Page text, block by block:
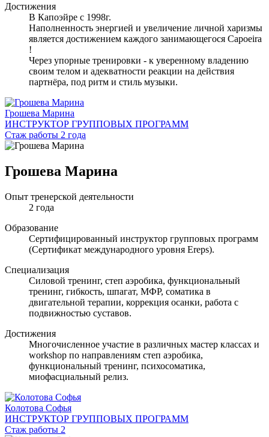
Достижения
В Капоэйре с 1998г.
Наполненность энергией и увеличение личной харизмы
является достижением каждого занимающегося Capoeira
!
Через упорные тренировки - к уверенному владению
своим телом и адекватности реакции на действия
партнёра, под ритм и стиль музыки.
Грошева Марина
ИНСТРУКТОР ГРУППОВЫХ ПРОГРАММ
Стаж работы 2 года
Грошева Марина
Опыт тренерской деятельности
2 года
Образование
Сертифицированный инструктор групповых программ
(Сертификат международного уровня Ereps).
Специализация
Силовой тренинг, степ аэробика, функциональный
тренинг, гибкость, шпагат, МФР, соматика в
двигательной терапии, коррекция осанки, работа с
подвижностью суставов.
Достижения
Многочисленное участие в различных мастер классах и
workshop по направлениям степ аэробика,
функциональный тренинг, психосоматика,
миофасциальный релиз.
Колотова Софья
ИНСТРУКТОР ГРУППОВЫХ ПРОГРАММ
Стаж работы 2